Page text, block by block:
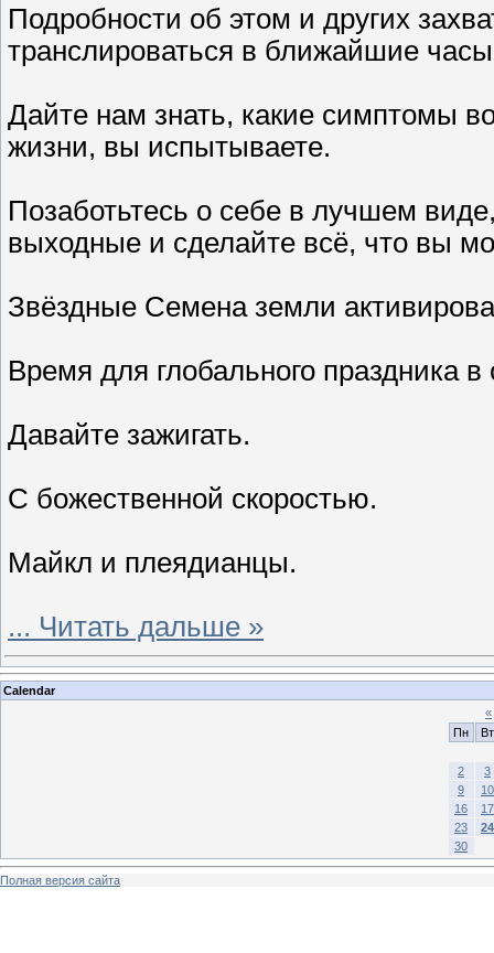
Подробности об этом и других
транслироваться в ближайшие
Дайте нам знать, какие симптомы
жизни, вы испытываете.
Позаботьтесь о себе в лучшем
выходные и сделайте всё, что вы
Звёздные Семена земли
Время для глобального праздника
Давайте зажигать.
С божественной скоростью.
Майкл и плеядианцы.
... Читать дальше »
Calendar
«
Пн
Вт
2
3
9
10
16
17
23
24
30
Полная версия сайта